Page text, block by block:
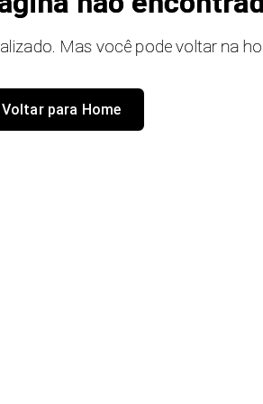
Mas você pode voltar na
Voltar para Home